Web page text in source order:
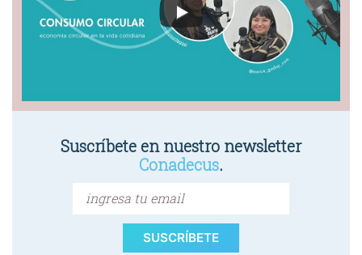
Suscríbete en nuestro newsletter
Conadecus.
SUSCRÍBETE